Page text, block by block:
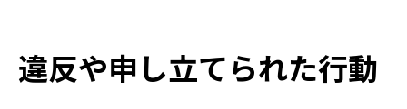
違反や申し立てられた行動